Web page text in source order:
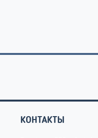
КОНТАКТЫ